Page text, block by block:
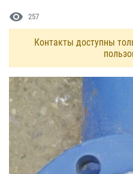
visibility 257
Контакты доступны